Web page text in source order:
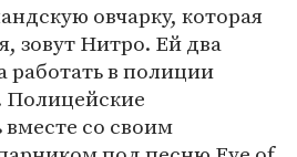
овчарку, которая
зовут Нитро. Ей два
работать в полиции
Полицейские
со своим